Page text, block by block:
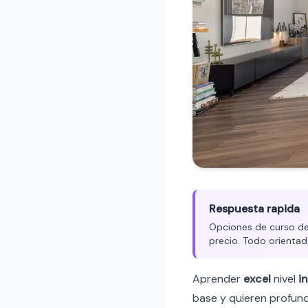
Respuesta rapida
Opciones de curso
precio. Todo
Aprender excelnivel
base y quieren